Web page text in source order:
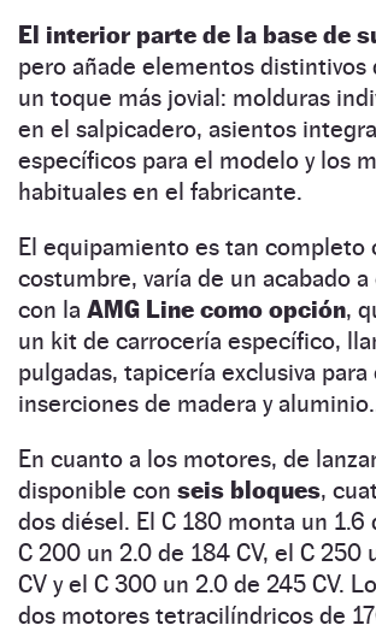
El interior parte de la base de
pero añade elementos distintivos
un toque más jovial: molduras
en el salpicadero, asientos
específicos para el modelo y los
habituales en el fabricante.
El equipamiento es tan completo
costumbre, varía de un acabado
con la AMG Line como opción,
un kit de carrocería específico,
pulgadas, tapicería exclusiva
inserciones de madera y
En cuanto a los motores, de
disponible con seis bloques,
dos diésel. El C 180 monta un 1.6
C 200 un 2.0 de 184 CV, el C 250
CV y el C 300 un 2.0 de 245 CV.
dos motores tetracilíndricos de